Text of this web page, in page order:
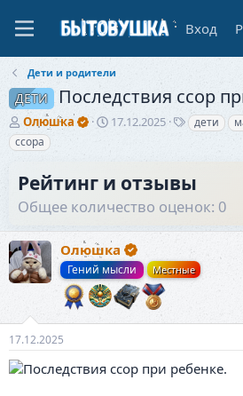
Вход
Дети и родители
ДЕТИ Последствия ссор
А
в
т
р
т
е
м
ы
Олюшка
Д
н
а
ч
а
л
а
17.12.2025
Тдети
ссора
Рейтинг и отзывы
Общее количество оценок: 0
Олюшка
Гений мысли Местные
17.12.2025